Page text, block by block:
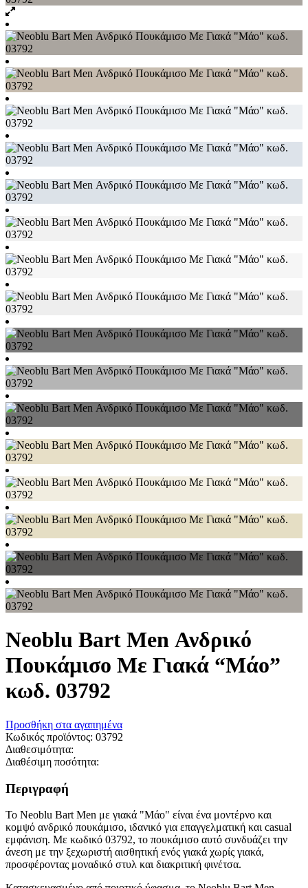
Neoblu Bart Men Ανδρικό
Πουκάμισο Με Γιακά “Μάο”
κωδ. 03792
Προσθήκη στα αγαπημένα
Κωδικός προϊόντος: 03792
Διαθεσιμότητα:
Διαθέσιμη ποσότητα:
Περιγραφή
Το Neoblu Bart Men με γιακά "Μάο" είναι ένα μοντέρνο και
κομψό ανδρικό πουκάμισο, ιδανικό για επαγγελματική και casual
εμφάνιση. Με κωδικό 03792, το πουκάμισο αυτό συνδυάζει την
άνεση με την ξεχωριστή αισθητική ενός γιακά χωρίς γιακά,
προσφέροντας μοναδικό στυλ και διακριτική φινέτσα.